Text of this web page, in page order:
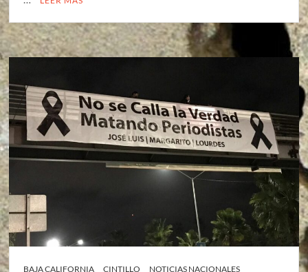
BAJA CALIFORNIA CINTILLO NOTICIAS NACIONALES